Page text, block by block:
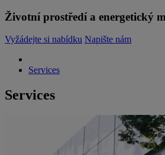
Životní prostředí a energetický
Vyžádejte si nabídku Napište nám
Services
Services